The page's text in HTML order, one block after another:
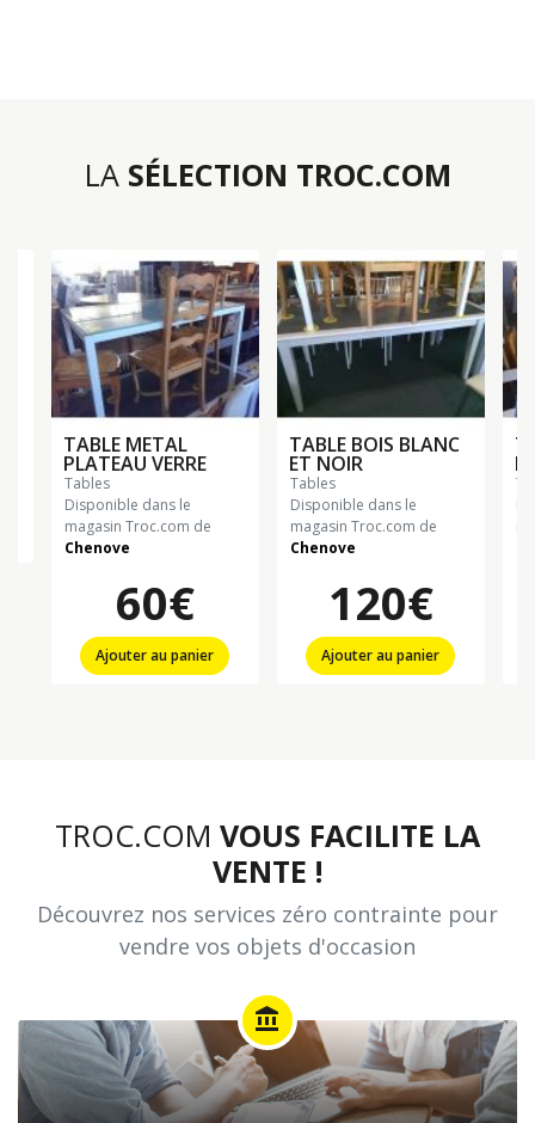
LA SÉLECTION TROC.COM
TABLE METAL
PLATEAU VERRE
tables
Disponible dans le
magasin Troc.com de
Chenove
60€
Ajouter au panier
TABLE BOIS BLANC
ET NOIR
tables
Disponible dans le
magasin Troc.com de
Chenove
120€
Ajouter au panier
TROC.COM VOUS FACILITE LA
VENTE !
Découvrez nos services zéro contrainte pour
vendre vos objets d'occasion
account_balance